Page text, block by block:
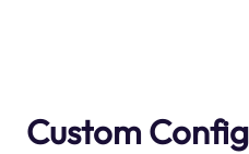
Custom